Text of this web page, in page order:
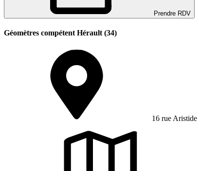
Prendre RDV
Géomètres compétent Hérault (34)
16 rue Aristide